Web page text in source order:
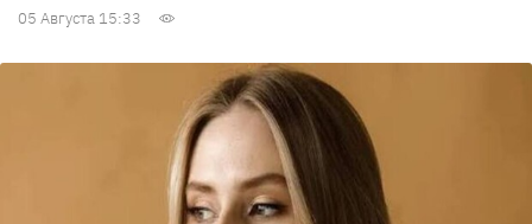
05 Августа 15:33